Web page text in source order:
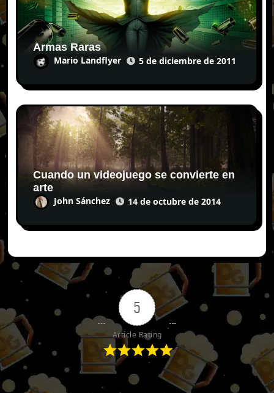
Armas Raras
Mario Landflyer 5 de diciembre de 2011
Cuando un videojuego se convierte en
arte
John Sánchez 14 de octubre de 2014
5
Article Rating